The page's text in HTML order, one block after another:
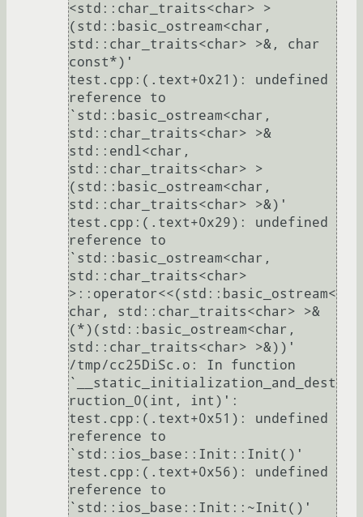
<std::char_traits<char> >
(std::basic_ostream<char,
std::char_traits<char> >&, char
const*)'
test.cpp:(.text+0x21): undefined
reference to
`std::basic_ostream<char,
std::char_traits<char> >&
std::endl<char,
std::char_traits<char> >
(std::basic_ostream<char,
std::char_traits<char> >&)'
test.cpp:(.text+0x29): undefined
reference to
`std::basic_ostream<char,
std::char_traits<char>
>::operator<<(std::basic_ostream<
char, std::char_traits<char> >&
(*)(std::basic_ostream<char,
std::char_traits<char> >&))'
/tmp/cc25DiSc.o: In function
`__static_initialization_and_dest
ruction_0(int, int)':
test.cpp:(.text+0x51): undefined
reference to
`std::ios_base::Init::Init()'
test.cpp:(.text+0x56): undefined
reference to
`std::ios_base::Init::~Init()'